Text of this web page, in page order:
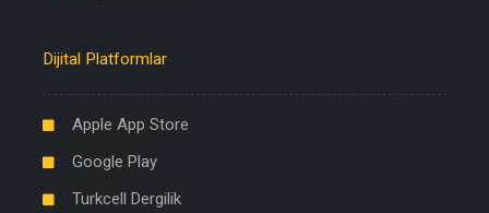
Dijital Platformlar
Apple App Store
Google Play
Turkcell Dergilik